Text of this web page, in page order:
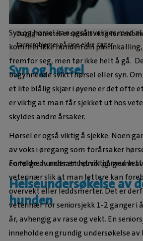
Daglig tannstell er spesielt viktig for
tannproblemer på sine eldre dager
Syn og hørsel
Syn og hørsel kan også svekkes med
kommer ikke hunden din på
fremfor seg, men tør ikke helt å gå.
begynnende svikt i hørsel eller syn.
et lite blålig skjær i øyene er det ofte
er viktig at man får sjekket ut hos
skyldes andre årsaker.
Hørsel er også viktig å sjekke. Noen
av voks i øregang som forårsaker
en følge av nedsatt hørsel på grunn
Helseundersøkelse av
hunden
For eldre hunder er det viktig med
veterinær slik at man lettere kan
overvekt eller leddsmerter. Det er
veterinær for seniorsjekk 1-2 ganger i
år, avhengig av rase og vekt. En
inneholde en grundig undersøkelse